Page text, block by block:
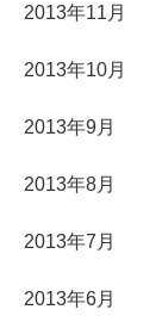
2013年11月
2013年10月
2013年9月
2013年8月
2013年7月
2013年6月